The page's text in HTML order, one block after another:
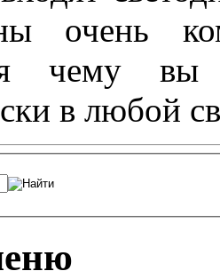
очень
чему вы
в любой